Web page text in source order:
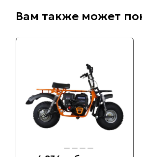
Вам также может